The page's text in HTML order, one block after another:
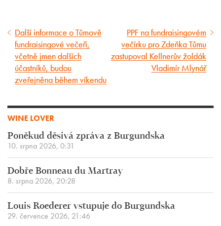
Předcházející
článek
Další informace o Tůmově
fundraisingové večeři,
včetně jmen dalších
účastníků, budou
zveřejněna během víkendu
Následující
článek
PPF na fundraisingovém
večírku pro Zdeňka Tůmu
zastupoval Kellnerův žoldák
Vladimír Mlynář
WINE LOVER
Poněkud děsivá zpráva z Burgundska
10. srpna 2026, 0:31
Dobře Bonneau du Martray
8. srpna 2026, 20:28
Louis Roederer vstupuje do Burgundska
29. července 2026, 21:46